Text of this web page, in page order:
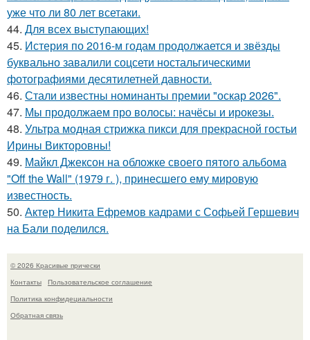
уже что ли 80 лет всетаки.
44. Для всех выступающих!
45. Истерия по 2016-м годам продолжается и звёзды
буквально завалили соцсети ностальгическими
фотографиями десятилетней давности.
46. Стали известны номинанты премии "оскар 2026".
47. Мы продолжаем про волосы: начёсы и ирокезы.
48. Ультра модная стрижка пикси для прекрасной гостьи
Ирины Викторовны!
49. Майкл Джексон на обложке своего пятого альбома
"Off the Wall" (1979 г. ), принесшего ему мировую
известность.
50. Актер Никита Ефремов кадрами с Софьей Гершевич
на Бали поделился.
© 2026 Красивые прически
Контакты
Пользовательское соглашение
Политика конфидециальности
Обратная связь